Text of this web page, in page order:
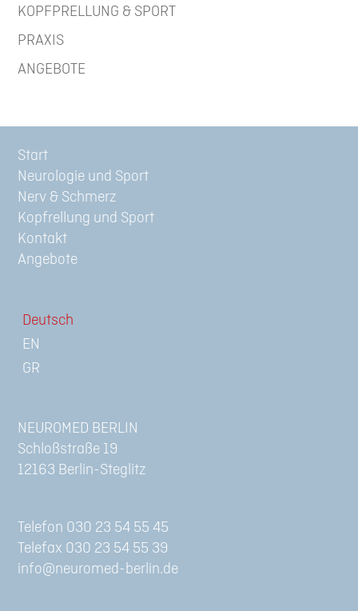
KOPFPRELLUNG & SPORT
PRAXIS
ANGEBOTE
Start
Neurologie und Sport
Nerv & Schmerz
Kopfrellung und Sport
Kontakt
Angebote
Deutsch
NEUROMED BERLIN
Schloßstraße 19
12163 Berlin-Steglitz
Telefon 030 23 54 55 45
Telefax 030 23 54 55 39
info@neuromed-berlin.de